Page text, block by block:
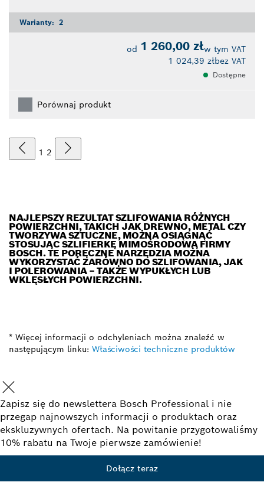
Warianty: 2
od 1 260,00 złw tym VAT
1 024,39 złbez VAT
Dostępne
Porównaj produkt
1 2
NAJLEPSZY REZULTAT SZLIFOWANIA RÓŻNYCH
POWIERZCHNI, TAKICH JAK DREWNO, METAL CZY
TWORZYWA SZTUCZNE, MOŻNA OSIĄGNĄĆ
STOSUJĄC SZLIFIERKĘ MIMOŚRODOWĄ FIRMY
BOSCH. TE PORĘCZNE NARZĘDZIA MOŻNA
WYKORZYSTAĆ ZARÓWNO DO SZLIFOWANIA, JAK
I POLEROWANIA – TAKŻE WYPUKŁYCH LUB
WKLĘSŁYCH POWIERZCHNI.
* Więcej informacji o odchyleniach można znaleźć w
następującym linku: Właściwości techniczne produktów
Zapisz się do newslettera Bosch Professional i nie
przegap najnowszych informacji o produktach oraz
ekskluzywnych ofertach. Na powitanie przygotowaliśmy
10% rabatu na Twoje pierwsze zamówienie!
Dołącz teraz